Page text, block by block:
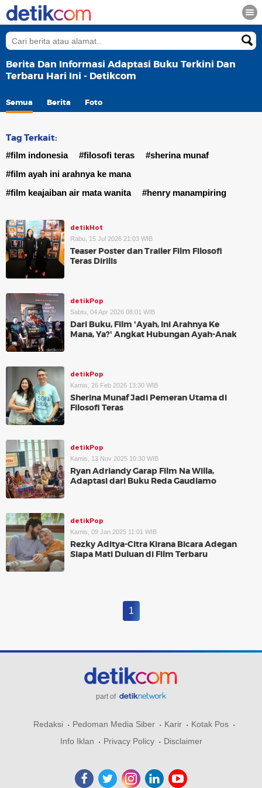
Berita Dan Informasi Adaptasi Buku Terkini Dan
Terbaru Hari Ini - Detikcom
Semua Berita Foto
Tag Terkait:
#film indonesia #filosofi teras
#sherina munaf
#film ayah ini arahnya ke mana
#film keajaiban air mata wanita
#henry manampiring
detikHot
Rabu, 15 Jul 2026 21:03 WIB
Teaser Poster dan Trailer Film Filosofi
Teras Dirilis
detikPop
Sabtu, 04 Apr 2026 08:01 WIB
Dari Buku, Film 'Ayah, Ini Arahnya Ke
Mana, Ya?' Angkat Hubungan Ayah-Anak
detikPop
Kamis, 26 Feb 2026 13:30 WIB
Sherina Munaf Jadi Pemeran Utama di
Filosofi Teras
detikPop
Kamis, 13 Nov 2025 10:30 WIB
Ryan Adriandy Garap Film Na Willa,
Adaptasi dari Buku Reda Gaudiamo
detikPop
Kamis, 09 Jan 2025 11:01 WIB
Rezky Aditya-Citra Kirana Bicara Adegan
Siapa Mati Duluan di Film Terbaru
1
part of
Redaksi Pedoman Media Siber Karir
Kotak Pos
Info Iklan
Privacy Policy Disclaimer